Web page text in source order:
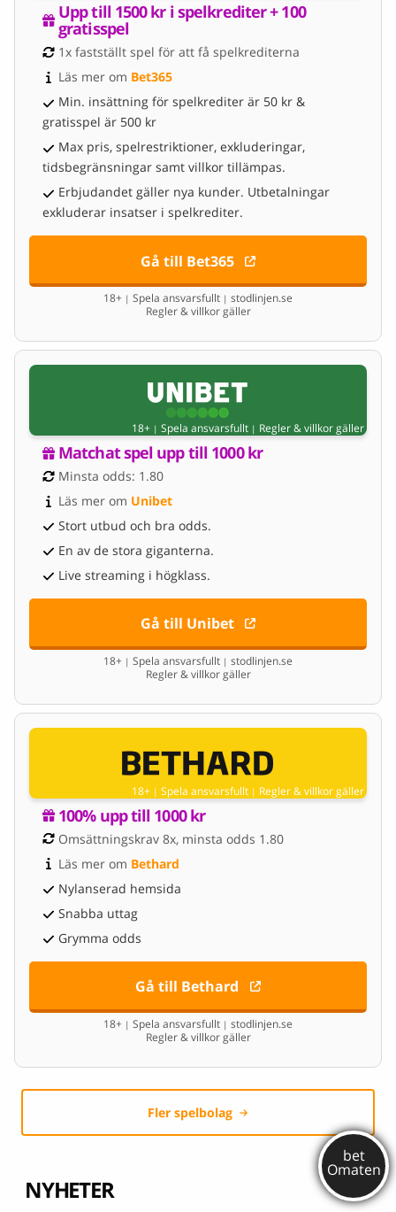
Upp till 1500 kr i spelkrediter + 100
gratisspel
1x fastställt spel för att få spelkrediterna
Läs mer om Bet365
Min. insättning för spelkrediter är 50 kr &
gratisspel är 500 kr
Max pris, spelrestriktioner, exkluderingar,
tidsbegränsningar samt villkor tillämpas.
Erbjudandet gäller nya kunder. Utbetalningar
exkluderar insatser i spelkrediter.
Gå till Bet365
18+ | Spela ansvarsfullt | stodlinjen.se
Regler & villkor gäller
18+ | Spela ansvarsfullt | Regler & villkor gäller
Matchat spel upp till 1000 kr
Minsta odds: 1.80
Läs mer om Unibet
Stort utbud och bra odds.
En av de stora giganterna.
Live streaming i högklass.
Gå till Unibet
18+ | Spela ansvarsfullt | stodlinjen.se
Regler & villkor gäller
18+ | Spela ansvarsfullt | Regler & villkor gäller
100% upp till 1000 kr
Omsättningskrav 8x, minsta odds 1.80
Läs mer om Bethard
Nylanserad hemsida
Snabba uttag
Grymma odds
Gå till Bethard
18+ | Spela ansvarsfullt | stodlinjen.se
Regler & villkor gäller
Fler spelbolag
NYHETER